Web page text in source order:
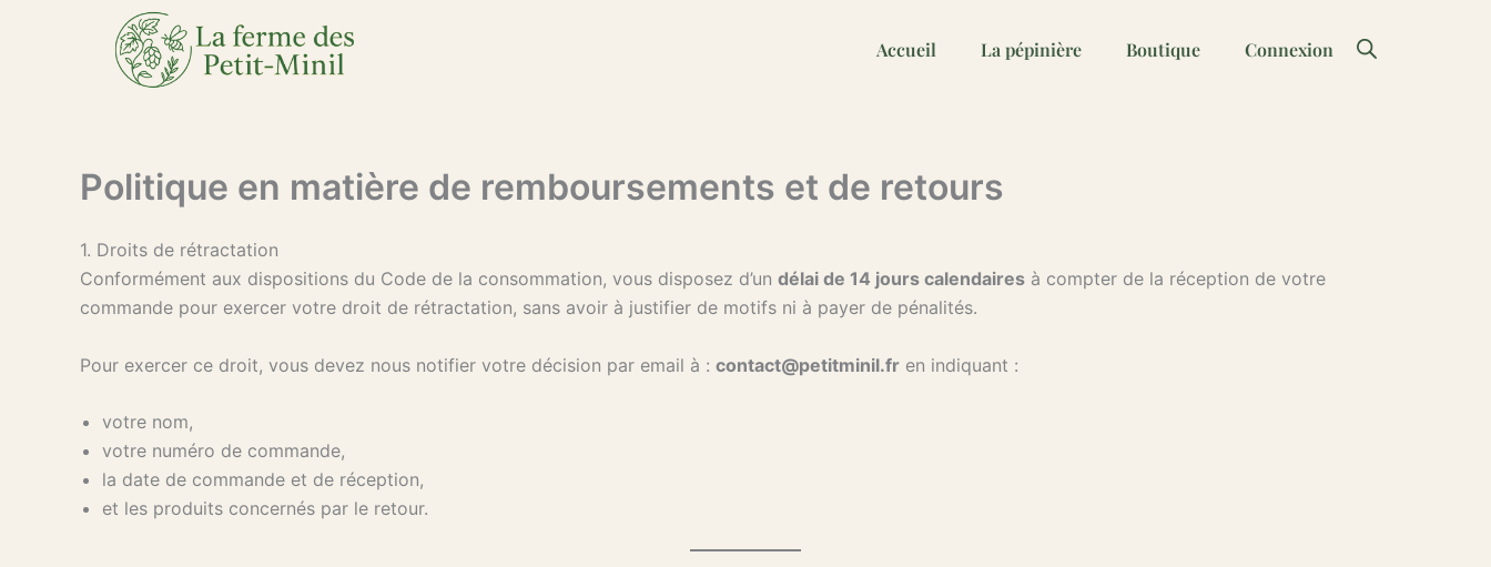
Accueil La pépinière Boutique Connexion
Politique en matière de remboursements et de retours
1. Droits de rétractation
Conformément aux dispositions du Code de la consommation, vous disposez d’un délai de 14 jours calendaires à compter de la réception de votre
commande pour exercer votre droit de rétractation, sans avoir à justifier de motifs ni à payer de pénalités.
Pour exercer ce droit, vous devez nous notifier votre décision par email à : contact@petitminil.fr en indiquant :
votre nom,
votre numéro de commande,
la date de commande et de réception,
et les produits concernés par le retour.